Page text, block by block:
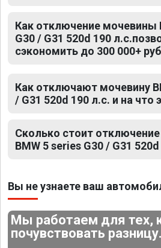
Как отключение мочевины
G30 / G31 520d 190
сэкономить до 300 000+
Как отключают мочевину
/ G31 520d 190 л.с. и на что
Сколько стоит
BMW 5 series G30 / G31
Вы не узнаете ваш
Мы работаем для тех,
почувствовать разницу.